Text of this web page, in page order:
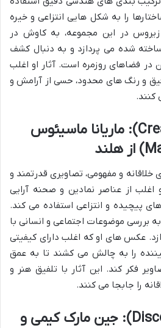
را به شکل هایی انتزاعی و خیره
در این مجموعه، به کاوش در
شده می پردازد و به دنبال کشف
در فضاهای روزمره است. آثار او اغلب
و رنگ های محدود، حسی از آرامش و
کنند.
ب. خلاقیت (Creative): ماریانا ماسیئوس
خلاقانه و مفهومی، تصاویری قدرتمند و
اغلب از عناصر نمادین و صحنه آرایی
پیچیده و انتزاعی استفاده می کند.
بررسی موضوعات اجتماعی و انسانی با
عکس های او که اغلب دارای کیفیتی
را به چالش می کشند تا به عمق
فکر کند. این آثار با تلفیق هنر و
را جابجا می کنند.
ج. اکتشاف (Discovery): جین مارک کیمی و